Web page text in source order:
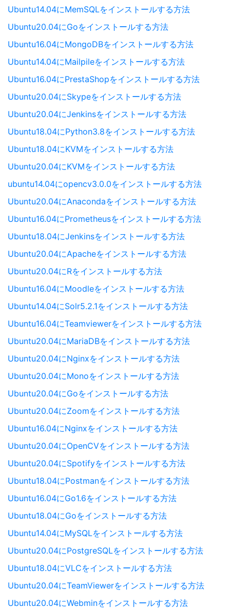
Ubuntu14.04にMemSQLをインストールする方法
Ubuntu20.04にGoをインストールする方法
Ubuntu16.04にMongoDBをインストールする方法
Ubuntu14.04にMailpileをインストールする方法
Ubuntu16.04にPrestaShopをインストールする方法
Ubuntu20.04にSkypeをインストールする方法
Ubuntu20.04にJenkinsをインストールする方法
Ubuntu18.04にPython3.8をインストールする方法
Ubuntu18.04にKVMをインストールする方法
Ubuntu20.04にKVMをインストールする方法
ubuntu14.04にopencv3.0.0をインストールする方法
Ubuntu20.04にAnacondaをインストールする方法
Ubuntu16.04にPrometheusをインストールする方法
Ubuntu18.04にJenkinsをインストールする方法
Ubuntu20.04にApacheをインストールする方法
Ubuntu20.04にRをインストールする方法
Ubuntu16.04にMoodleをインストールする方法
Ubuntu14.04にSolr5.2.1をインストールする方法
Ubuntu16.04にTeamviewerをインストールする方法
Ubuntu20.04にMariaDBをインストールする方法
Ubuntu20.04にNginxをインストールする方法
Ubuntu20.04にMonoをインストールする方法
Ubuntu20.04にGoをインストールする方法
Ubuntu20.04にZoomをインストールする方法
Ubuntu16.04にNginxをインストールする方法
Ubuntu20.04にOpenCVをインストールする方法
Ubuntu20.04にSpotifyをインストールする方法
Ubuntu18.04にPostmanをインストールする方法
Ubuntu16.04にGo1.6をインストールする方法
Ubuntu18.04にGoをインストールする方法
Ubuntu14.04にMySQLをインストールする方法
Ubuntu20.04にPostgreSQLをインストールする方法
Ubuntu18.04にVLCをインストールする方法
Ubuntu20.04にTeamViewerをインストールする方法
Ubuntu20.04にWebminをインストールする方法